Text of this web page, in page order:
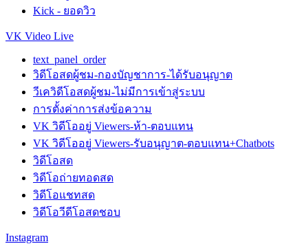
Kick - ยอดวิว
VK Video Live
text_panel_order
วิดีโอสดผู้ชม-กองบัญชาการ-ได้รับอนุญาต
วีเควิดีโอสดผู้ชม-ไม่มีการเข้าสู่ระบบ
การตั้งค่าการส่งข้อความ
VK วิดีโออยู่ Viewers-ห้า-ตอบแทน
VK วิดีโออยู่ Viewers-รับอนุญาต-ตอบแทน+Chatbots
วิดีโอสด
วิดีโอถ่ายทอดสด
วิดีโอแชทสด
วิดีโอวีดีโอสดชอบ
Instagram